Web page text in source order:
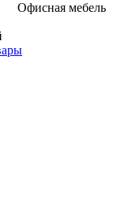
Офисная мебель